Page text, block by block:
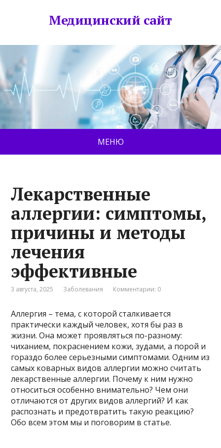
Медицинский сайт
МЕНЮ
Лекарственные
аллергии: симптомы,
причины и методы
лечения
эффективные
3 августа, 2025 Заболевания Комментарии: 0
Аллергия – тема, с которой сталкивается
практически каждый человек, хотя бы раз в
жизни. Она может проявляться по-разному:
чиханием, покраснением кожи, зудами, а порой и
гораздо более серьезными симптомами. Одним из
самых коварных видов аллергии можно считать
лекарственные аллергии. Почему к ним нужно
относиться особенно внимательно? Чем они
отличаются от других видов аллергий? И как
распознать и предотвратить такую реакцию?
Обо всем этом мы и поговорим в статье.